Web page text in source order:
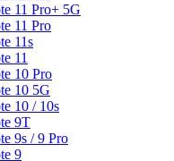
11 Pro+ 5G
11 Pro
11s
11
10 Pro
10 5G
10 / 10s
9T
9s / 9 Pro
9